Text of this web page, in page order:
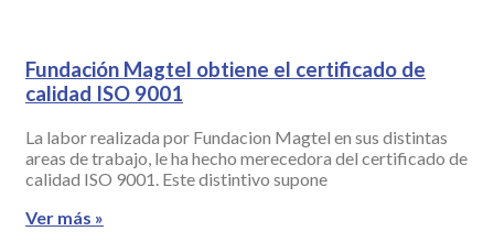
Fundación Magtel obtiene el certificado de
calidad ISO 9001
La labor realizada por Fundacion Magtel en sus distintas
areas de trabajo, le ha hecho merecedora del certificado de
calidad ISO 9001. Este distintivo supone
Ver más »